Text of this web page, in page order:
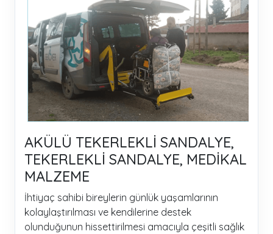
AKÜLÜ TEKERLEKLİ SANDALYE,
TEKERLEKLİ SANDALYE, MEDİKAL
MALZEME
İhtiyaç sahibi bireylerin günlük yaşamlarının
kolaylaştırılması ve kendilerine destek
olunduğunun hissettirilmesi amacıyla çeşitli sağlık